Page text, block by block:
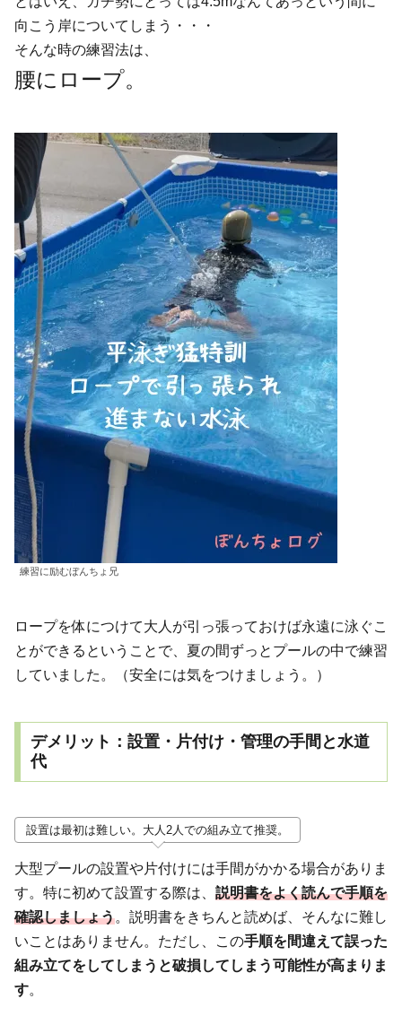
向こう岸についてしまう・・・
そんな時の練習法は、
腰にロープ。
練習に励むぼんちょ兄
ロープを体につけて大人が引っ張っておけば永遠に泳ぐこ
とができるということで、夏の間ずっとプールの中で練習
していました。（安全には気をつけましょう。）
デメリット：設置・片付け・管理の手間と水道
代
設置は最初は難しい。大人2人での組み立て推奨。
大型プールの設置や片付けには手間がかかる場合がありま
す。特に初めて設置する際は、 説明書をよく読んで手順を
確認しましょう。説明書をきちんと読めば、そんなに難し
いことはありません。ただし、この手順を間違えて誤った
組み立てをしてしまうと破損してしまう可能性が高まりま
す。